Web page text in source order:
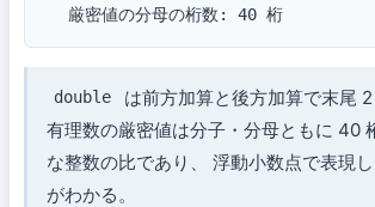
  厳密値の分母の桁数: 40 桁
double
は前方加算と後方加算で末尾 2
有理数の厳密値は分子・分母ともに 40
な整数の比であり、 浮動小数点で表現
がわかる。